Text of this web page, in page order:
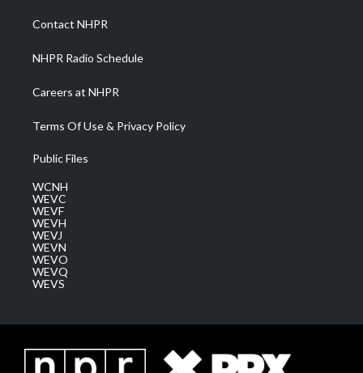
a
m
Contact NHPR
NHPR Radio Schedule
Careers at NHPR
Terms Of Use & Privacy Policy
Public Files
WCNH
WEVC
WEVF
WEVH
WEVJ
WEVN
WEVO
WEVQ
WEVS